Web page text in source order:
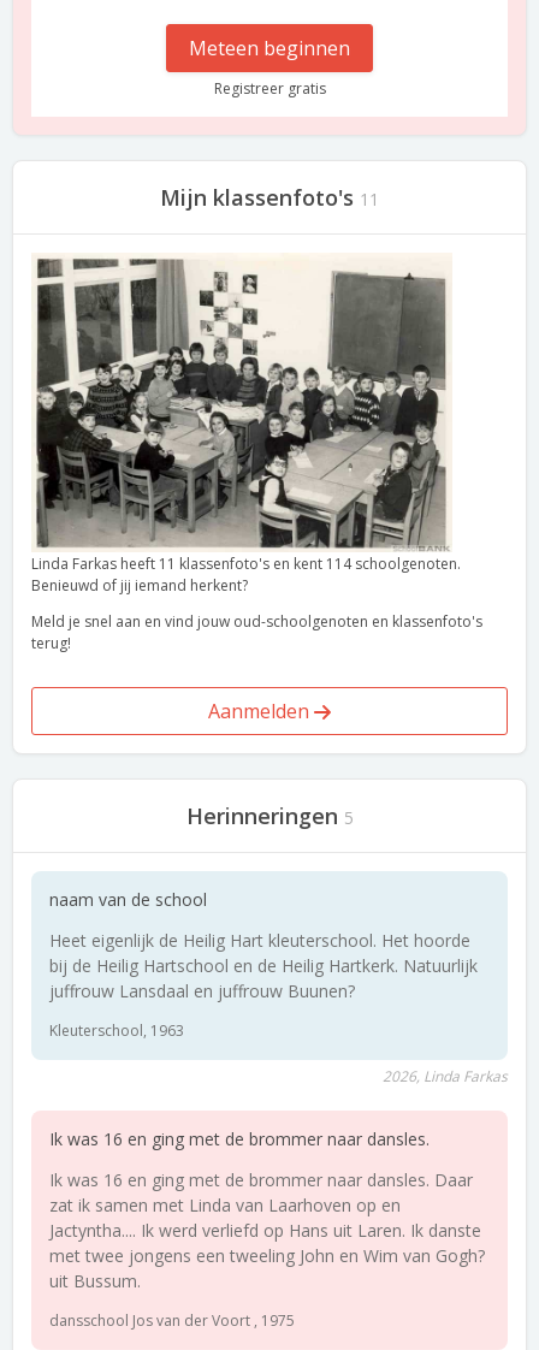
Meteen beginnen
Registreer gratis
Mijn klassenfoto's 11
Linda Farkas heeft 11 klassenfoto's en kent 114 schoolgenoten.
Benieuwd of jij iemand herkent?
Meld je snel aan en vind jouw oud-schoolgenoten en klassenfoto's
terug!
Aanmelden
Herinneringen 5
naam van de school
Heet eigenlijk de Heilig Hart kleuterschool. Het hoorde
bij de Heilig Hartschool en de Heilig Hartkerk. Natuurlijk
juffrouw Lansdaal en juffrouw Buunen?
Kleuterschool, 1963
2026, Linda Farkas
Ik was 16 en ging met de brommer naar dansles.
Ik was 16 en ging met de brommer naar dansles. Daar
zat ik samen met Linda van Laarhoven op en
Jactyntha.... Ik werd verliefd op Hans uit Laren. Ik danste
met twee jongens een tweeling John en Wim van Gogh?
uit Bussum.
dansschool Jos van der Voort , 1975